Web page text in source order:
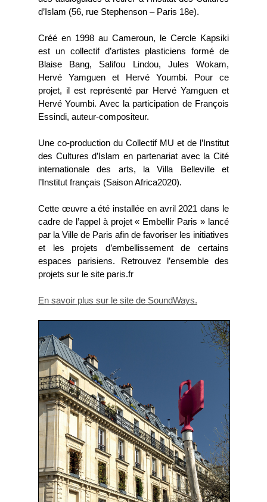
d’Islam (56, rue Stephenson – Paris 18e).
Créé en 1998 au Cameroun, le Cercle Kapsiki
est un collectif d’artistes plasticiens formé de
Blaise Bang, Salifou Lindou, Jules Wokam,
Hervé Yamguen et Hervé Youmbi. Pour ce
projet, il est représenté par Hervé Yamguen et
Hervé Youmbi. Avec la participation de François
Essindi, auteur-compositeur.
Une co-production du Collectif MU et de l’Institut
des Cultures d’Islam en partenariat avec la Cité
internationale des arts, la Villa Belleville et
l’Institut français (Saison Africa2020).
Cette œuvre a été installée en avril 2021 dans le
cadre de l’appel à projet « Embellir Paris » lancé
par la Ville de Paris afin de favoriser les initiatives
et les projets d’embellissement de certains
espaces parisiens. Retrouvez l’ensemble des
projets sur le site paris.fr
En savoir plus sur le site de SoundWays.